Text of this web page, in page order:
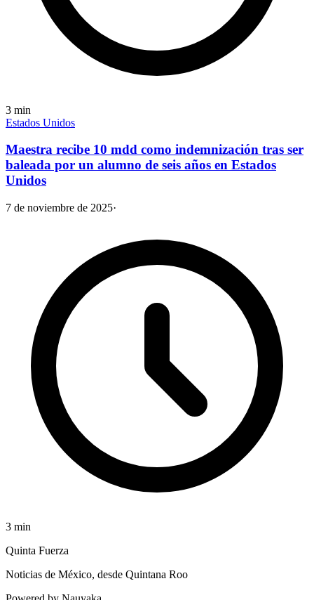
3 min
Estados Unidos
Maestra recibe 10 mdd como indemnización tras ser
baleada por un alumno de seis años en Estados
Unidos
7 de noviembre de 2025·
3 min
Quinta Fuerza
Noticias de México, desde Quintana Roo